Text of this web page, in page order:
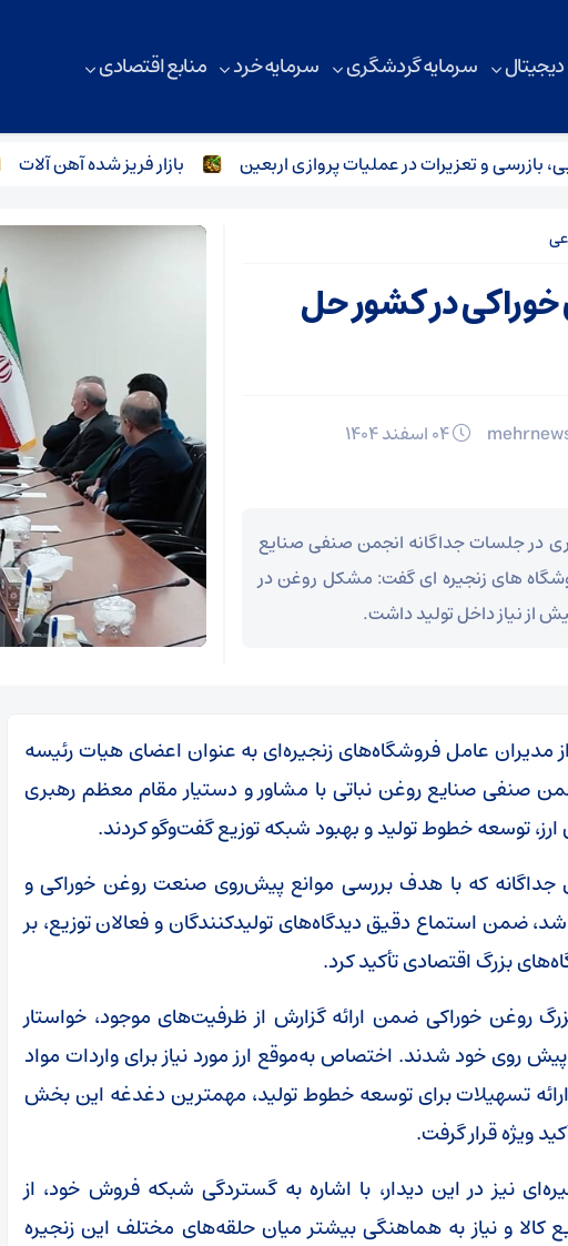
سرمایه گردشگری سرمایه خرد منابع اقتصادی
و تعزیرات در عملیات پروازی اربعین بازار فریز شده آهن آلات
در کشور حل
در جلسات جداگانه انجمن صنفی صنایع
های زنجیره ای گفت: مشکل روغن در
نیاز داخل تولید داشت.
مدیران عامل فروشگاه‌های زنجیره‌ای به عنوان اعضای هیات رئیسه
صنفی صنایع روغن نباتی با مشاور و دستیار مقام معظم رهبری
توسعه خطوط تولید و بهبود شبکه توزیع گفت‌وگو کردند.
که با هدف بررسی موانع پیش‌روی صنعت روغن خوراکی و
ضمن استماع دقیق دیدگاه‌های تولیدکنندگان و فعالان توزیع، بر
بزرگ اقتصادی تأکید کرد.
روغن خوراکی ضمن ارائه گزارش از ظرفیت‌های موجود، خواستار
روی خود شدند. اختصاص به‌موقع ارز مورد نیاز برای واردات مواد
تسهیلات برای توسعه خطوط تولید، مهمترین دغدغه این بخش
ویژه قرار گرفت.
نیز در این دیدار، با اشاره به گستردگی شبکه فروش خود، از
کالا و نیاز به هماهنگی بیشتر میان حلقه‌های مختلف این زنجیره